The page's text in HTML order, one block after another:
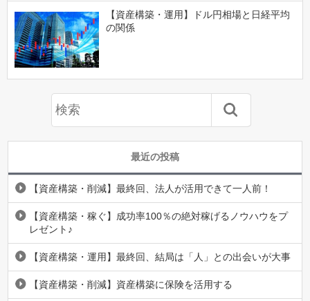
【資産構築・運用】ドル円相場と日経平均
の関係
最近の投稿
【資産構築・削減】最終回、法人が活用できて一人前！
【資産構築・稼ぐ】成功率100％の絶対稼げるノウハウをプ
レゼント♪
【資産構築・運用】最終回、結局は「人」との出会いが大事
【資産構築・削減】資産構築に保険を活用する